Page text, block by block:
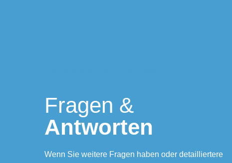
Fragen &
Antworten
Wenn Sie weitere Fragen haben oder detailliertere